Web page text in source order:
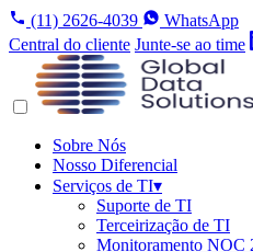
(11) 2626-4039
WhatsApp
Central do cliente Junte-se ao time
Sobre Nós
Nosso Diferencial
Serviços de TI▾
Suporte de TI
Terceirização de TI
Monitoramento NOC